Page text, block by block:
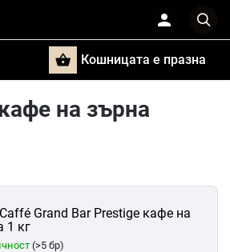
Кошницата e празна
на зърна
Grand Bar Prestige кафе на
1 кг
(>5 бр)